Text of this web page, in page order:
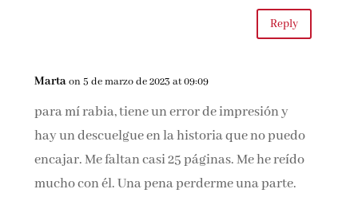
Reply
Martaon 5 de marzo de 2023 at 09:09
para mí rabia, tiene un error de impresión y
hay un descuelgue en la historia que no puedo
encajar. Me faltan casi 25 páginas. Me he reído
mucho con él. Una pena perderme una parte.